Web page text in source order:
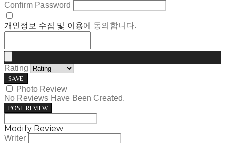
Confirm Password
개인정보 수집 및 이용에 동의합니다.
Rating
SAVE
Photo Review
No Reviews Have Been Created.
POST REVIEW
Modify Review
Writer